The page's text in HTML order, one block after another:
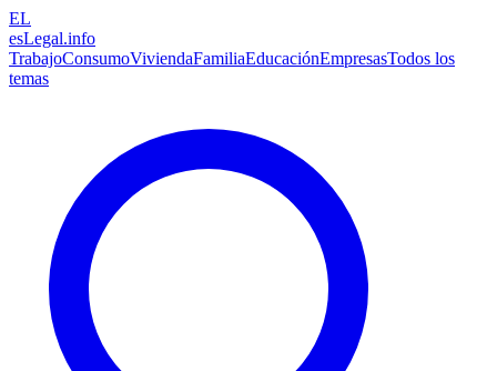
EL
esLegal.info
TrabajoConsumoViviendaFamiliaEducaciónEmpresasTodos los
temas